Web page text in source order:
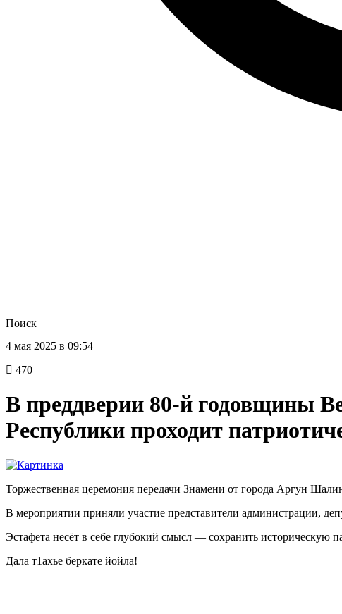
Поиск
4 мая 2025 в 09:54
470
В преддверии 80-й годовщины
Республики проходит
Торжественная церемония передачи Знамени от города Аргун
В мероприятии приняли участие представители администрации,
Эстафета несёт в себе глубокий смысл — сохранить историческую
Дала т1ахье беркате йойла!